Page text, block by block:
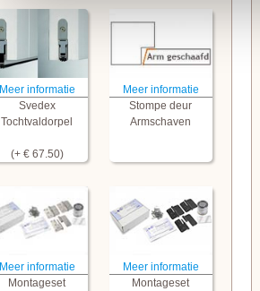
Meer informatie
Svedex
Tochtvaldorpel
(+ € 67.50)
Meer informatie
Stompe deur
Armschaven
Meer informatie
Montageset
Meer informatie
Montageset